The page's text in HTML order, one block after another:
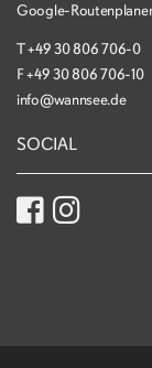
Google-
T+49 30 806 706-0
F+49 30 806 706-10
info@wannsee.de
SOCIAL